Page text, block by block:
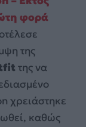
φορά
της
της να
χρειάστηκε
καθώς